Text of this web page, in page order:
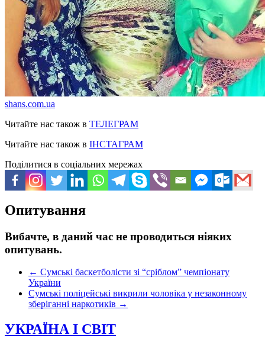
shans.com.ua
Читайте нас також в ТЕЛЕГРАМ
Читайте нас також в ІНСТАГРАМ
Поділитися в соціальних мережах
Опитування
Вибачте, в даний час не проводиться ніяких
опитувань.
← Сумські баскетболісти зі “сріблом” чемпіонату
України
Сумські поліцейські викрили чоловіка у незаконному
зберіганні наркотиків →
УКРАЇНА І СВІТ